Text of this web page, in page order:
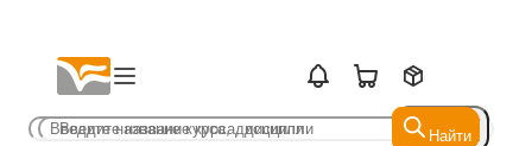
Найти
Найти